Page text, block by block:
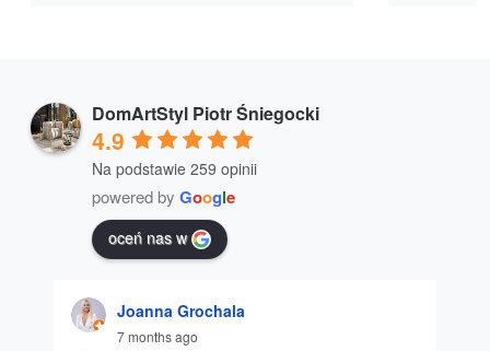
DomArtStyl Piotr Śniegocki
4.9
Na podstawie 259 opinii
powered by Google
oceń nas w
Joanna Grochala
7 months ago